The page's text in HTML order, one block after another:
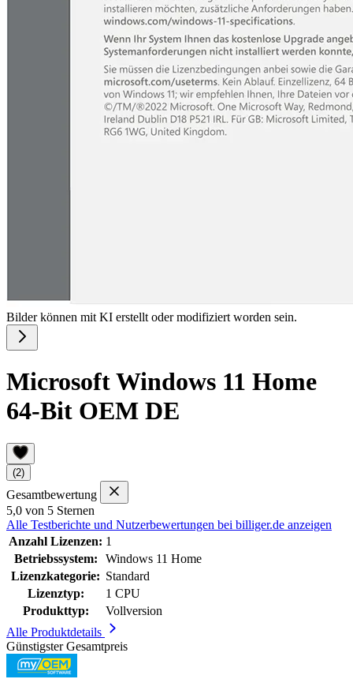
Bilder können mit KI erstellt oder modifiziert worden sein.
Microsoft Windows 11 Home
64-Bit OEM DE
(2)
Gesamtbewertung
5,0 von 5 Sternen
Alle Testberichte und Nutzerbewertungen bei billiger.de anzeigen
Anzahl Lizenzen: 1
Betriebssystem:
Windows 11 Home
Lizenzkategorie: Standard
Lizenztyp:
1 CPU
Produkttyp:
Vollversion
Alle Produktdetails
Günstigster Gesamtpreis